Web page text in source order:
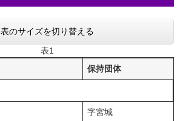
表のサイズを切り替える
表1
保持団体
字宮城